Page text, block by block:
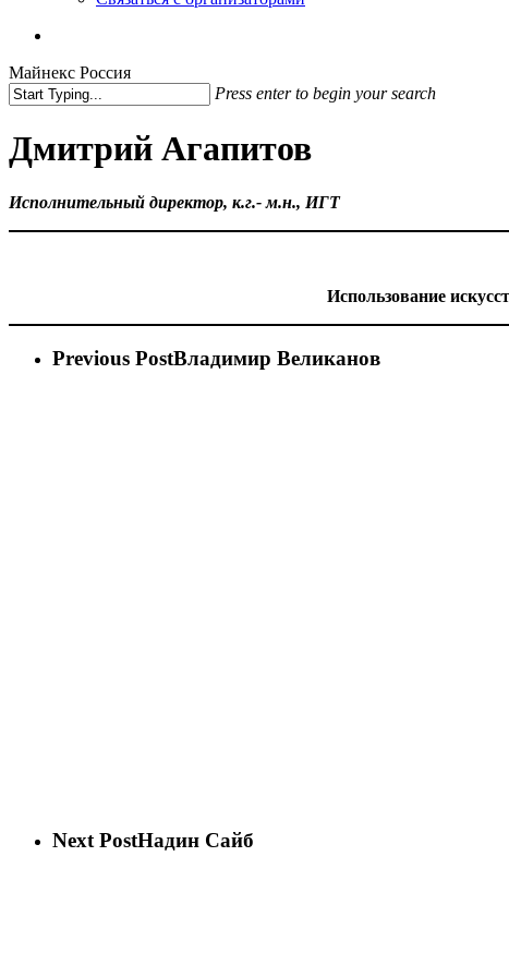
Майнекс Россия
Press enter to begin your search
Search
Дмитрий Агапитов
Исполнительный директор, к.г.- м.н., ИГТ
Использование
Previous PostВладимир Великанов
Next PostНадин Сайб